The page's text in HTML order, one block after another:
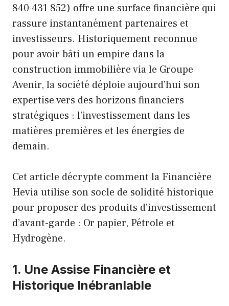
840 431 852) offre une surface financière qui
rassure instantanément partenaires et
investisseurs. Historiquement reconnue
pour avoir bâti un empire dans la
construction immobilière via le Groupe
Avenir, la société déploie aujourd’hui son
expertise vers des horizons financiers
stratégiques : l’investissement dans les
matières premières et les énergies de
demain.
Cet article décrypte comment la Financière
Hevia utilise son socle de solidité historique
pour proposer des produits d’investissement
d’avant-garde : Or papier, Pétrole et
Hydrogène.
1. Une Assise Financière et
Historique Inébranlable